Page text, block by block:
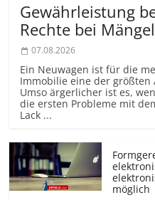
Gewährleistung
Rechte bei
07.08.2026
Ein Neuwagen ist für die
Immobilie eine der größten
Umso ärgerlicher ist es,
die ersten Probleme mit
Lack ...
möglich